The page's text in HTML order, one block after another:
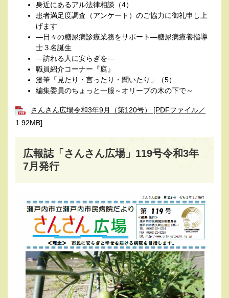
身近にあるアル法律相談（4）
患者満足度調査（アンケート）のご協力に御礼申し上
げます
―日々の糖尿病診療業務をサポート―糖尿病療養指導
士３名誕生
―訪れる人に安らぎを―
職員紹介コーナー『庭』
漫筆「見たり・言ったり・聞いたり」（5）
編集委員のちょっと一服～オリーブの木の下で～
さんさん広場令和3年9月（第120号） [PDFファイル／
1.92MB]
広報誌「さんさん広場」119号令和3年
7月発行